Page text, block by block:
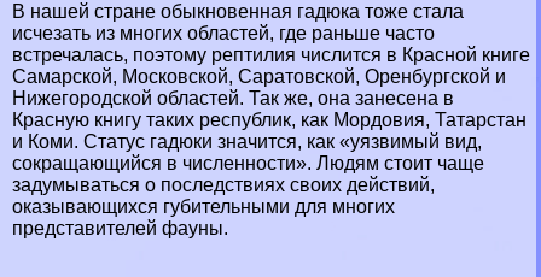
В нашей стране обыкновенная гадюка тоже стала
исчезать из многих областей, где раньше часто
встречалась, поэтому рептилия числится в Красной книге
Самарской, Московской, Саратовской, Оренбургской и
Нижегородской областей. Так же, она занесена в
Красную книгу таких республик, как Мордовия, Татарстан
и Коми. Статус гадюки значится, как «уязвимый вид,
сокращающийся в численности». Людям стоит чаще
задумываться о последствиях своих действий,
оказывающихся губительными для многих
представителей фауны.